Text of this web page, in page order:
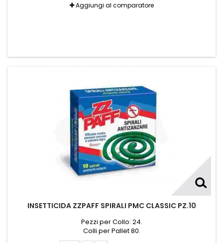
Aggiungi al comparatore
INSETTICIDA ZZPAFF SPIRALI PMC CLASSIC PZ.10
Pezzi per Collo: 24.
Colli per Pallet 80.